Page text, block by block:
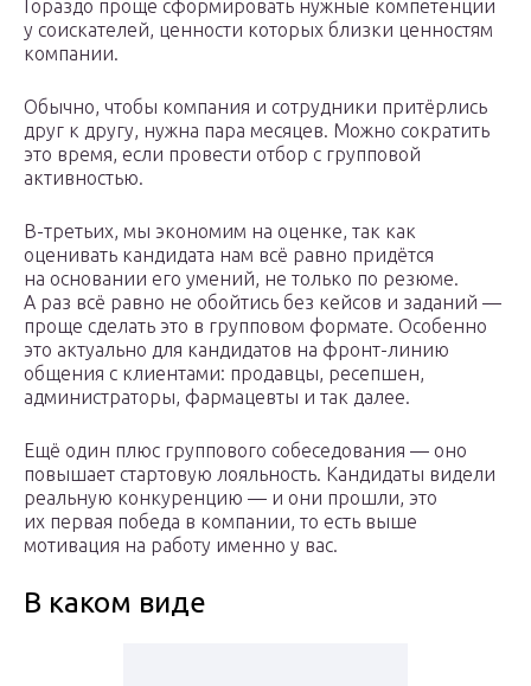
Гораздо проще сформировать нужные компетенции
у соискателей, ценности которых близки ценностям
компании.
Обычно, чтобы компания и сотрудники притёрлись
друг к другу, нужна пара месяцев. Можно сократить
это время, если провести отбор с групповой
активностью.
В-третьих, мы экономим на оценке, так как
оценивать кандидата нам всё равно придётся
на основании его умений, не только по резюме.
А раз всё равно не обойтись без кейсов и заданий —
проще сделать это в групповом формате. Особенно
это актуально для кандидатов на фронт-линию
общения с клиентами: продавцы, ресепшен,
администраторы, фармацевты и так далее.
Ещё один плюс группового собеседования — оно
повышает стартовую лояльность. Кандидаты видели
реальную конкуренцию — и они прошли, это
их первая победа в компании, то есть выше
мотивация на работу именно у вас.
В каком виде